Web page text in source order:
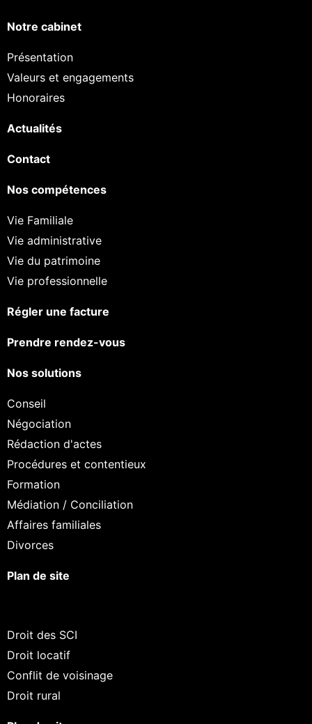
Notre cabinet
Présentation
Valeurs et engagements
Honoraires
Actualités
Contact
Nos compétences
Vie Familiale
Vie administrative
Vie du patrimoine
Vie professionnelle
Régler une facture
Prendre rendez-vous
Nos solutions
Conseil
Négociation
Rédaction d'actes
Procédures et contentieux
Formation
Médiation / Conciliation
Affaires familiales
Divorces
Plan de site
Droit des SCI
Droit locatif
Conflit de voisinage
Droit rural